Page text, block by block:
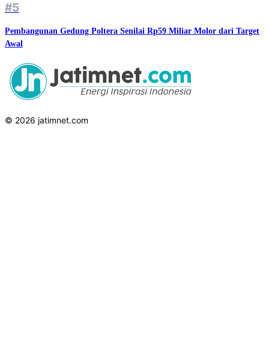
#5
Pembangunan Gedung Poltera Senilai Rp59 Miliar Molor dari Target
Awal
© 2026 jatimnet.com